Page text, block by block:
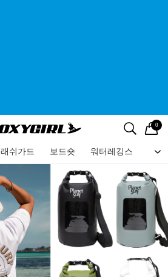
검색
로고 0
래쉬가드 보드숏 워터레깅스 비
메뉴